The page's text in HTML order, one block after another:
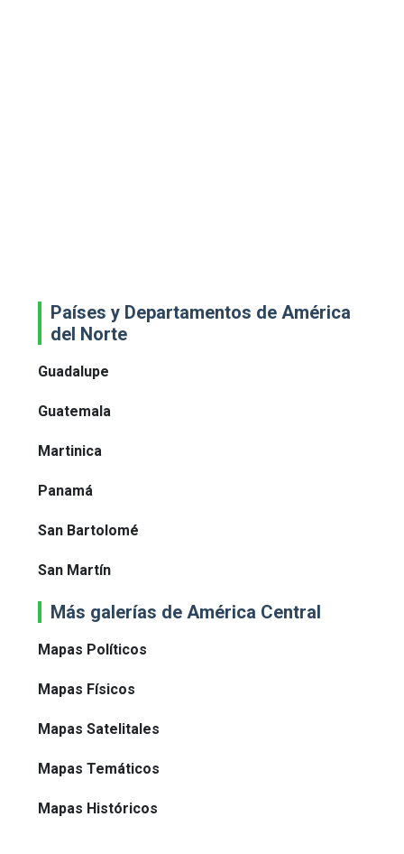
Países y Departamentos de América
del Norte
Guadalupe
Guatemala
Martinica
Panamá
San Bartolomé
San Martín
Más galerías de América Central
Mapas Políticos
Mapas Físicos
Mapas Satelitales
Mapas Temáticos
Mapas Históricos